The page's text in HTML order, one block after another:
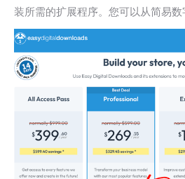
装所需的扩展程序。您可以从简易数